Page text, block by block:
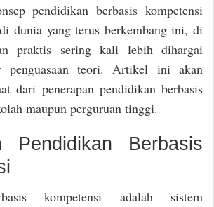
pendidikan berbasis kompetensi
dunia yang terus berkembang ini, di
praktis sering kali lebih dihargai
penguasaan teori. Artikel ini akan
dari penerapan pendidikan berbasis
maupun perguruan tinggi.
Pendidikan Berbasis
kompetensi adalah sistem